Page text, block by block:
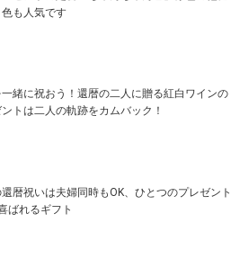
色も人気です
一緒に祝おう！還暦の二人に贈る紅白ワインの
トは二人の軌跡をカムバック！
暦祝いは夫婦同時もOK、ひとつのプレゼント
ばれるギフト